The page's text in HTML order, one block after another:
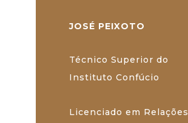
JOSÉ PEIXOTO
Técnico Superior do
Instituto Confúcio
Licenciado em Relações